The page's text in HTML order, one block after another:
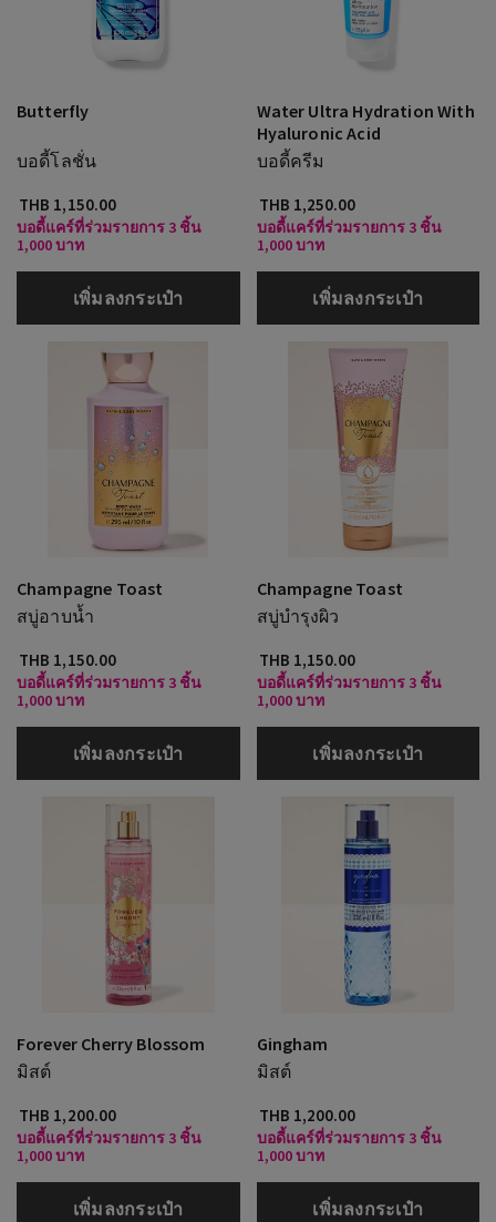
Butterfly
บอดี้โลชั่น
THB 1,150.00
บอดี้แคร์ที่ร่วมรายการ 3 ชิ้น
1,000 บาท
เพิ่มลงกระเป๋า
Water Ultra Hydration With
Hyaluronic Acid
บอดี้ครีม
THB 1,250.00
บอดี้แคร์ที่ร่วมรายการ 3 ชิ้น
1,000 บาท
เพิ่มลงกระเป๋า
Champagne Toast
สบู่อาบน้ำ
THB 1,150.00
บอดี้แคร์ที่ร่วมรายการ 3 ชิ้น
1,000 บาท
เพิ่มลงกระเป๋า
Champagne Toast
สบู่บำรุงผิว
THB 1,150.00
บอดี้แคร์ที่ร่วมรายการ 3 ชิ้น
1,000 บาท
เพิ่มลงกระเป๋า
Forever Cherry Blossom
มิสต์
THB 1,200.00
บอดี้แคร์ที่ร่วมรายการ 3 ชิ้น
1,000 บาท
เพิ่มลงกระเป๋า
Gingham
มิสต์
THB 1,200.00
บอดี้แคร์ที่ร่วมรายการ 3 ชิ้น
1,000 บาท
เพิ่มลงกระเป๋า